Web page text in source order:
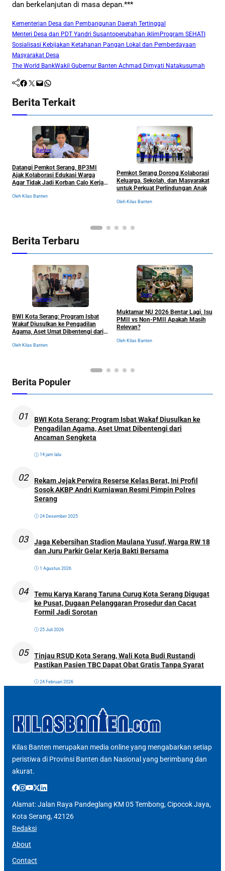
dan berkelanjutan di masa depan.***
Kementerian Desa dan Pembangunan Daerah Tertinggal
Menteri Desa dan PDT Yandri Susantoperubahan iklimProgram SEHATI
Sosialisasi Kebijakan Ketahanan Pangan Lokal dan Pemberdayaan
Masyarakat Desa
The World BankWakil Gubernur Banten Achmad Dimyati Natakusumah
Facebook Twitter Mail WhatsApp
Berita Terkait
Banten
Datangi Pemkot Serang, BP3MI
Ajak Kolaborasi Edukasi Warga
Agar Tidak Jadi Korban Calo Kerja
Oleh Kilas Banten
SerangBanten
Pemkot Serang Dorong Kolaborasi
Keluarga, Sekolah, dan Masyarakat
untuk Perkuat Perlindungan Anak
Oleh Kilas Banten
Berita Terbaru
Serang
BWI Kota Serang: Program Isbat
Wakaf Diusulkan ke Pengadilan
Agama, Aset Umat Dibentengi dari
Oleh Kilas Banten
Opini
Muktamar NU 2026 Bentar Lagi, Isu
PMII vs Non-PMII Apakah Masih
Relevan?
Oleh Kilas Banten
Berita Populer
01
BWI Kota Serang: Program Isbat Wakaf Diusulkan ke
Pengadilan Agama, Aset Umat Dibentengi dari
Ancaman Sengketa
14 jam lalu
02
Rekam Jejak Perwira Reserse Kelas Berat, Ini Profil
Sosok AKBP Andri Kurniawan Resmi Pimpin Polres
Serang
24 Desember 2025
03
Jaga Kebersihan Stadion Maulana Yusuf, Warga RW 18
dan Juru Parkir Gelar Kerja Bakti Bersama
1 Agustus 2026
04
Temu Karya Karang Taruna Curug Kota Serang Digugat
ke Pusat, Dugaan Pelanggaran Prosedur dan Cacat
Formil Jadi Sorotan
25 Juli 2026
05
Tinjau RSUD Kota Serang, Wali Kota Budi Rustandi
Pastikan Pasien TBC Dapat Obat Gratis Tanpa Syarat
24 Februari 2026
Kilas Banten merupakan media online yang mengabarkan setiap
peristiwa di Provinsi Banten dan Nasional yang berimbang dan
akurat.
Alamat: Jalan Raya Pandeglang KM 05 Tembong, Cipocok Jaya,
Kota Serang, 42126
Redaksi
About
Contact